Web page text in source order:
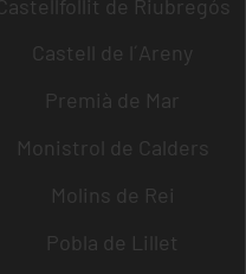
Castellfollit de Riubregós
Castell de l´Areny
Premià de Mar
Monistrol de Calders
Molins de Rei
Pobla de Lillet